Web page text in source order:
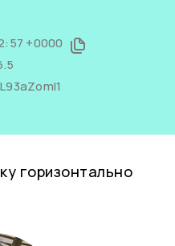
+0000
горизонтально